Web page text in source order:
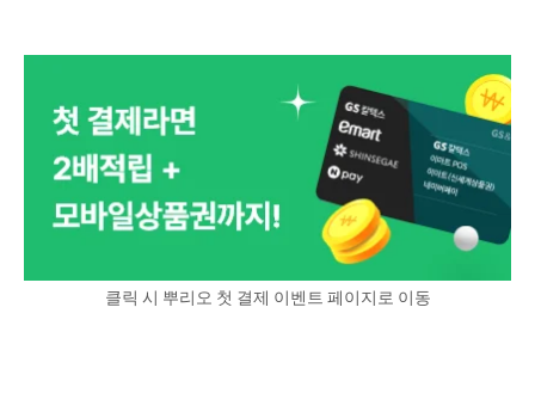
클릭 시 뿌리오 첫 결제 이벤트 페이지로 이동